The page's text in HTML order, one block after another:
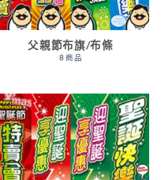
父親節布旗/布條
8 商品